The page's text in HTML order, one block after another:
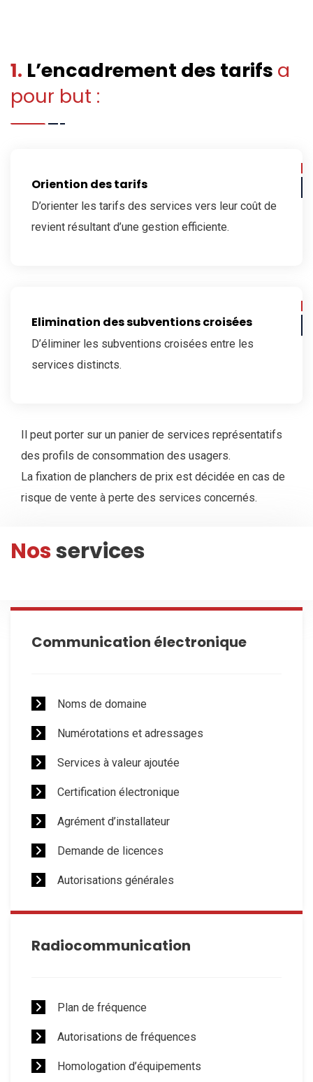
1. L’encadrement des tarifs a
pour but :
Oriention des tarifs
D’orienter les tarifs des services vers leur coût de
revient résultant d’une gestion efficiente.
Elimination des subventions croisées
D’éliminer les subventions croisées entre les
services distincts.
Il peut porter sur un panier de services représentatifs
des profils de consommation des usagers.
La fixation de planchers de prix est décidée en cas de
risque de vente à perte des services concernés.
Nosservices
Communication électronique
Noms de domaine
Numérotations et adressages
Services à valeur ajoutée
Certification électronique
Agrément d’installateur
Demande de licences
Autorisations générales
Radiocommunication
Plan de fréquence
Autorisations de fréquences
Homologation d’équipements